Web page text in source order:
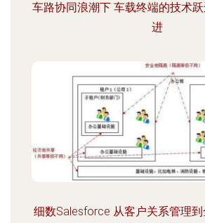
车路协同浪潮下 车载终端的技术
进
细数Salesforce 从客户关系管理